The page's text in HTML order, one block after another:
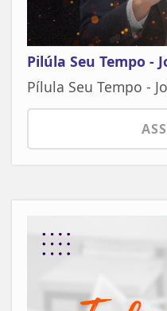
Pilúla Seu Tempo -
Pílula Seu Tempo -